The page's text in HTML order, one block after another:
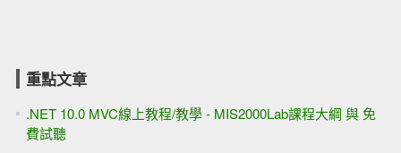
重點文章
.NET 10.0 MVC線上教程/教學 - MIS2000Lab課程大綱 與 免
費試聽